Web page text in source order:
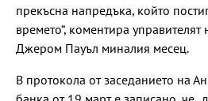
прекъсна напредъка, който
времето“, коментира
Джером Пауъл миналия месец.
В протокола от заседанието на